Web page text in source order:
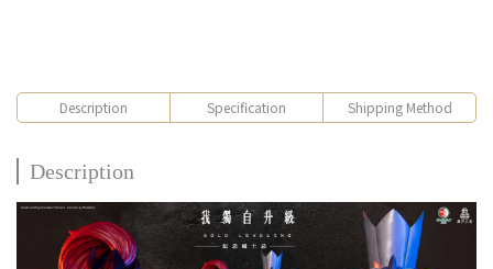
Description Specification Shipping Method
Description